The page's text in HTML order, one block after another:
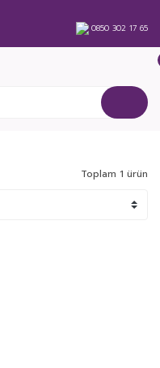
0850 302 17 65
Toplam 1 ürün